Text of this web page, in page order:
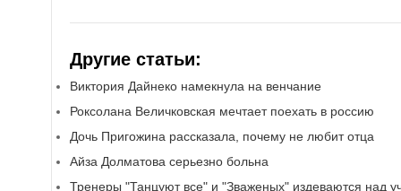
Другие статьи:
Виктория Дайнеко намекнула на венчание
Роксолана Величковская мечтает поехать в россию
Дочь Пригожина рассказала, почему не любит отца
Айза Долматова серьезно больна
Тренеры "Танцуют все" и "Зваженых" издеваются над